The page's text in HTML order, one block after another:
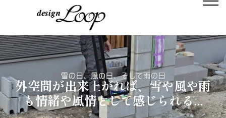
外空間が出来上がれば、雪や風や雨
も情緒や風情として感じられる...